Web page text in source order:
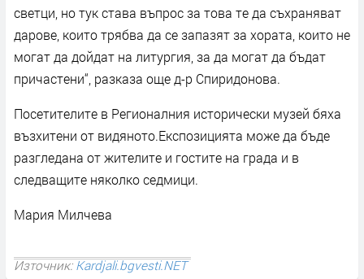
светци, но тук става въпрос за това те да съхраняват
дарове, които трябва да се запазят за хората, които не
могат да дойдат на литургия, за да могат да бъдат
причастени“, разказа още д-р Спиридонова.
Посетителите в Регионалния исторически музей бяха
възхитени от видяното.Експозицията може да бъде
разгледана от жителите и гостите на града и в
следващите няколко седмици.
Мария Милчева
Източник:Kardjali.bgvesti.NET